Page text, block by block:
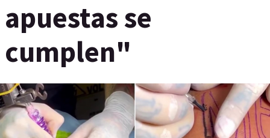
apuestas se
cumplen"